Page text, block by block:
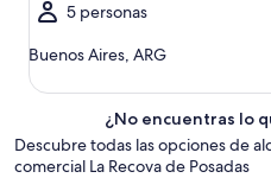
5 personas
Buenos Aires, ARG
¿No encuentras lo
Descubre todas las opciones de
comercial La Recova de Posadas